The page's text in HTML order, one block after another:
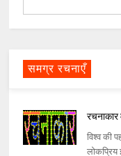
समग्र रचनाएँ
विश्व की
लोकप्रिय